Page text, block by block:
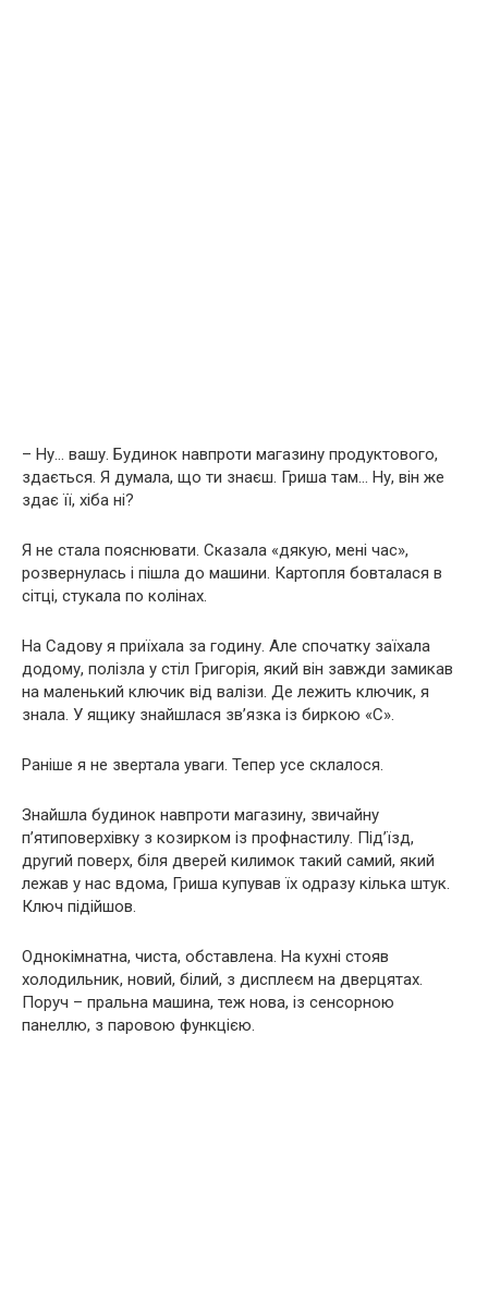
– Ну… вашу. Будинок навпроти магазину продуктового,
здається. Я думала, що ти знаєш. Гриша там… Ну, він же
здає її, хіба ні?
Я не стала пояснювати. Сказала «дякую, мені час»,
розвернулась і пішла до машини. Картопля бовталася в
сітці, стукала по колінах.
На Садову я приїхала за годину. Але спочатку заїхала
додому, полізла у стіл Григорія, який він завжди замикав
на маленький ключик від валізи. Де лежить ключик, я
знала. У ящику знайшлася зв’язка із биркою «С».
Раніше я не звертала уваги. Тепер усе склалося.
Знайшла будинок навпроти магазину, звичайну
п’ятиповерхівку з козирком із профнастилу. Під’їзд,
другий поверх, біля дверей килимок такий самий, який
лежав у нас вдома, Гриша купував їх одразу кілька штук.
Ключ підійшов.
Однокімнатна, чиста, обставлена. На кухні стояв
холодильник, новий, білий, з дисплеєм на дверцятах.
Поруч – пральна машина, теж нова, із сенсорною
панеллю, з паровою функцією.